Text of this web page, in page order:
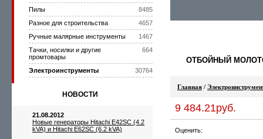
8485
Пилы
4657
Разное для строительства
1467
Ручные малярные инструменты
664
Тачки, носилки и другие
промтовары
30764
Электроинструменты
НОВОСТИ
21.08.2012
Новые генераторы Hitachi E42SC (4.2
kVA) и Hitachi E62SC (6.2 kVA)
ОТБОЙНЫЙ
Главная /
9 484.21руб.
Оценить: